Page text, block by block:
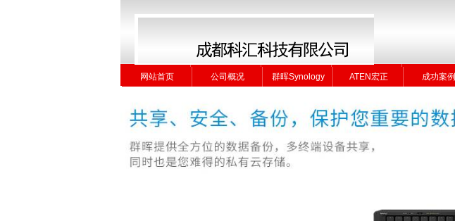
网站首页 公司概况 群晖Synology ATEN宏正 成功案例
网站首页 公司概况 群晖Synology ATEN宏正 成功案例